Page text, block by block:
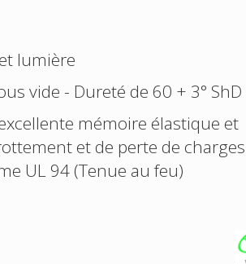
lumière
vide - Dureté de 60 + 3° ShD
mémoire élastique et
et de perte de
UL 94 (Tenue au feu)